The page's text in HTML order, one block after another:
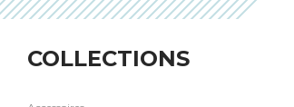
COLLECTIONS